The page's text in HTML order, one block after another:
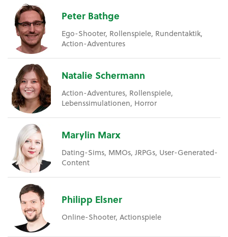
Peter Bathge
Ego-Shooter, Rollenspiele, Rundentaktik,
Action-Adventures
Natalie Schermann
Action-Adventures, Rollenspiele,
Lebenssimulationen, Horror
Marylin Marx
Dating-Sims, MMOs, JRPGs, User-Generated-
Content
Philipp Elsner
Online-Shooter, Actionspiele